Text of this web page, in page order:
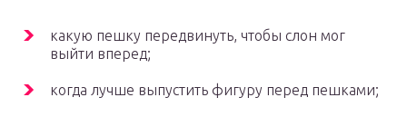
какую пешку передвинуть, чтобы слон мог
выйти вперед;
когда лучше выпустить фигуру перед пешками;